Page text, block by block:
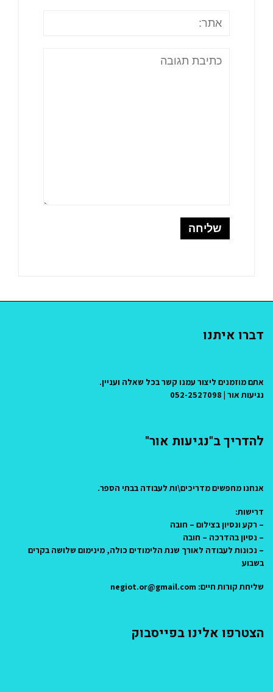
דברו איתנו
אתם מוזמנים ליצור עמנו קשר בכל שאלה ועניין.
נגיעות אור | 052-2527098
להדריך ב"נגיעות אור"
אנחנו מחפשים מדריכים\ות לעבודה בבתי הספר.
דרישות:
– רקע ונסיון בצילום – חובה
– נסיון בהדרכה – חובה
– נכונות לעבודה לאורך שנת הלימודים כולה, מינימום שלושה בקרים
בשבוע
שליחת קורות חיים: negiot.or@gmail.com
הצטרפו אלינו בפייסבוק